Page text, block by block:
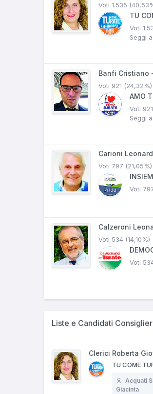
Voti 1.535
TU
Voti
Seggi
Banfi Cristiano
Voti 921 (24,32%)
AMO
Voti
Seggi
Carioni
Voti 797 (21,05%)
Voti
Calzeroni
Voti 534 (14,10%)
Voti
Liste e Candidati
Clerici Roberta
TU COME
Acquati
Giacinta